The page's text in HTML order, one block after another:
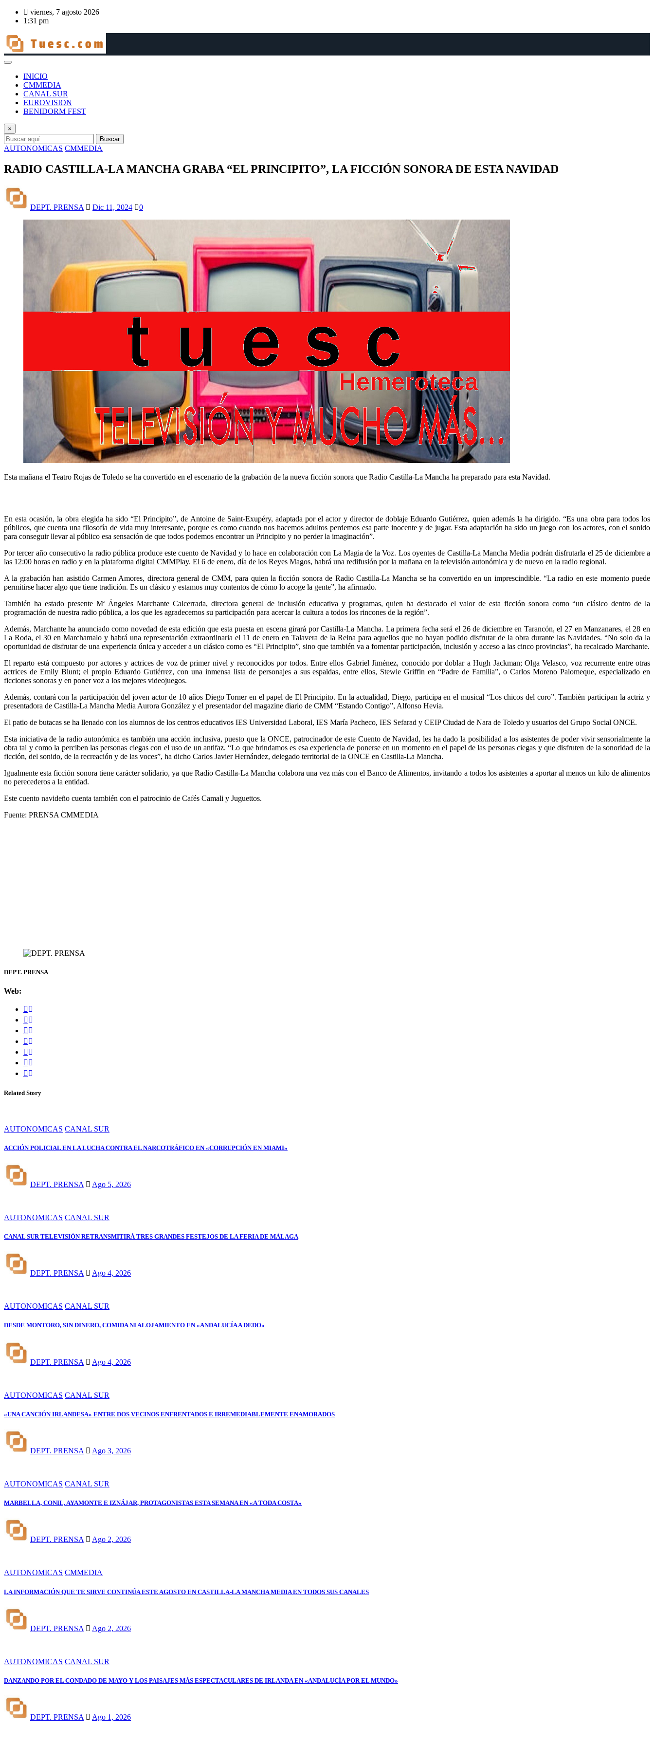
Saltar
viernes, 7 agosto 2026
1:31 pm
INICIO
CMMEDIA
CANAL SUR
EUROVISION
BENIDORM FEST
×
Buscar
AUTONOMICAS CMMEDIA
RADIO CASTILLA-LA MANCHA GRABA “EL PRINCIPITO”, LA FICCIÓN SONORA DE ESTA NAVIDAD
DEPT. PRENSA Dic 11, 2024 0
Esta mañana el Teatro Rojas de Toledo se ha convertido en el escenario de la grabación de la nueva ficción sonora que Radio Castilla-La Mancha ha preparado para esta Navidad.
En esta ocasión, la obra elegida ha sido “El Principito”, de Antoine de Saint-Exupéry, adaptada por el actor y director de doblaje Eduardo Gutiérrez, quien además la ha dirigido. “Es una obra para todos los
públicos, que cuenta una filosofía de vida muy interesante, porque es como cuando nos hacemos adultos perdemos esa parte inocente y de jugar. Esta adaptación ha sido un juego con los actores, con el sonido
para conseguir llevar al público esa sensación de que todos podemos encontrar un Principito y no perder la imaginación”.
Por tercer año consecutivo la radio pública produce este cuento de Navidad y lo hace en colaboración con La Magia de la Voz. Los oyentes de Castilla-La Mancha Media podrán disfrutarla el 25 de diciembre a
las 12:00 horas en radio y en la plataforma digital CMMPlay. El 6 de enero, día de los Reyes Magos, habrá una redifusión por la mañana en la televisión autonómica y de nuevo en la radio regional.
A la grabación han asistido Carmen Amores, directora general de CMM, para quien la ficción sonora de Radio Castilla-La Mancha se ha convertido en un imprescindible. “La radio en este momento puede
permitirse hacer algo que tiene tradición. Es un clásico y estamos muy contentos de cómo lo acoge la gente”, ha afirmado.
También ha estado presente Mª Ángeles Marchante Calcerrada, directora general de inclusión educativa y programas, quien ha destacado el valor de esta ficción sonora como “un clásico dentro de la
programación de nuestra radio pública, a los que les agradecemos su participación para acercar la cultura a todos los rincones de la región”.
Además, Marchante ha anunciado como novedad de esta edición que esta puesta en escena girará por Castilla-La Mancha. La primera fecha será el 26 de diciembre en Tarancón, el 27 en Manzanares, el 28 en
La Roda, el 30 en Marchamalo y habrá una representación extraordinaria el 11 de enero en Talavera de la Reina para aquellos que no hayan podido disfrutar de la obra durante las Navidades. “No solo da la
oportunidad de disfrutar de una experiencia única y acceder a un clásico como es “El Principito”, sino que también va a fomentar participación, inclusión y acceso a las cinco provincias”, ha recalcado Marchante.
El reparto está compuesto por actores y actrices de voz de primer nivel y reconocidos por todos. Entre ellos Gabriel Jiménez, conocido por doblar a Hugh Jackman; Olga Velasco, voz recurrente entre otras
actrices de Emily Blunt; el propio Eduardo Gutiérrez, con una inmensa lista de personajes a sus espaldas, entre ellos, Stewie Griffin en “Padre de Familia”, o Carlos Moreno Palomeque, especializado en
ficciones sonoras y en poner voz a los mejores videojuegos.
Además, contará con la participación del joven actor de 10 años Diego Torner en el papel de El Principito. En la actualidad, Diego, participa en el musical “Los chicos del coro”. También participan la actriz y
presentadora de Castilla-La Mancha Media Aurora González y el presentador del magazine diario de CMM “Estando Contigo”, Alfonso Hevia.
El patio de butacas se ha llenado con los alumnos de los centros educativos IES Universidad Laboral, IES María Pacheco, IES Sefarad y CEIP Ciudad de Nara de Toledo y usuarios del Grupo Social ONCE.
Esta iniciativa de la radio autonómica es también una acción inclusiva, puesto que la ONCE, patrocinador de este Cuento de Navidad, les ha dado la posibilidad a los asistentes de poder vivir sensorialmente la
obra tal y como la perciben las personas ciegas con el uso de un antifaz. “Lo que brindamos es esa experiencia de ponerse en un momento en el papel de las personas ciegas y que disfruten de la sonoridad de la
ficción, del sonido, de la recreación y de las voces”, ha dicho Carlos Javier Hernández, delegado territorial de la ONCE en Castilla-La Mancha.
Igualmente esta ficción sonora tiene carácter solidario, ya que Radio Castilla-La Mancha colabora una vez más con el Banco de Alimentos, invitando a todos los asistentes a aportar al menos un kilo de alimentos
no perecederos a la entidad.
Este cuento navideño cuenta también con el patrocinio de Cafés Camali y Juguettos.
Fuente: PRENSA CMMEDIA
DEPT. PRENSA
Web:
Related Story
AUTONOMICAS CANAL SUR
ACCIÓN POLICIAL EN LA LUCHA CONTRA EL NARCOTRÁFICO EN «CORRUPCIÓN EN MIAMI»
DEPT. PRENSA Ago 5, 2026
AUTONOMICAS CANAL SUR
CANAL SUR TELEVISIÓN RETRANSMITIRÁ TRES GRANDES FESTEJOS DE LA FERIA DE MÁLAGA
DEPT. PRENSA Ago 4, 2026
AUTONOMICAS CANAL SUR
DESDE MONTORO, SIN DINERO, COMIDA NI ALOJAMIENTO EN «ANDALUCÍA A DEDO»
DEPT. PRENSA Ago 4, 2026
AUTONOMICAS CANAL SUR
«UNA CANCIÓN IRLANDESA» ENTRE DOS VECINOS ENFRENTADOS E IRREMEDIABLEMENTE ENAMORADOS
DEPT. PRENSA Ago 3, 2026
AUTONOMICAS CANAL SUR
MARBELLA, CONIL, AYAMONTE E IZNÁJAR, PROTAGONISTAS ESTA SEMANA EN «A TODA COSTA»
DEPT. PRENSA Ago 2, 2026
AUTONOMICAS CMMEDIA
LA INFORMACIÓN QUE TE SIRVE CONTINÚA ESTE AGOSTO EN CASTILLA-LA MANCHA MEDIA EN TODOS SUS CANALES
DEPT. PRENSA Ago 2, 2026
AUTONOMICAS CANAL SUR
DANZANDO POR EL CONDADO DE MAYO Y LOS PAISAJES MÁS ESPECTACULARES DE IRLANDA EN «ANDALUCÍA POR EL MUNDO»
DEPT. PRENSA Ago 1, 2026